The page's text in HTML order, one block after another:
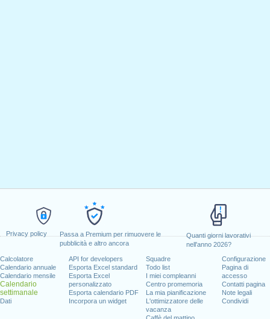
Privacy policy
Passa a Premium per rimuovere le
pubblicità e altro ancora
Quanti giorni lavorativi
nell'anno 2026?
Calcolatore
Calendario annuale
Calendario mensile
Calendario
settimanale
Dati
API for developers
Esporta Excel standard
Esporta Excel
personalizzato
Esporta calendario PDF
Incorpora un widget
Squadre
Todo list
I miei compleanni
Centro promemoria
La mia pianificazione
L'ottimizzatore delle
vacanza
Configurazione
Pagina di
accesso
Contatti pagina
Note legali
Condividi